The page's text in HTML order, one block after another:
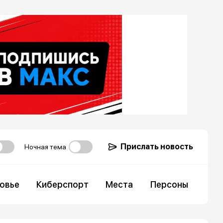
Ночная тема Прислать новость
Киберспорт Места Персоны